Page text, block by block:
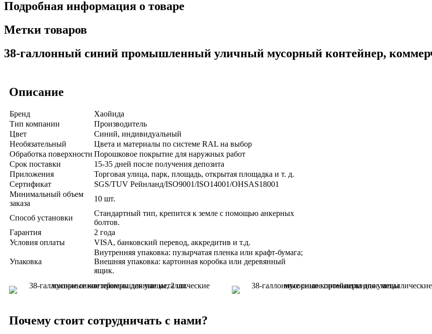
Подробная информация о товаре
Метки товаров
38-галлонный синий промышленный уличный мусорный контейнер,
Описание
Бренд
Хаойида
Тип компании
Производитель
Цвет
Синий, индивидуальный
Необязательный
Цвета и материалы по системе RAL на выбор
Обработка поверхности Порошковое покрытие для наружных работ
Срок поставки
15-35 дней после получения депозита
Приложения
Торговая улица, парк, площадь, открытая площадка и т. д.
Сертификат
SGS/TUV Рейнланд/ISO9001/ISO14001/OHSAS18001
Минимальный объем
заказа
10 шт.
Способ установки
Стандартный тип, крепится к земле с помощью анкерных
болтов.
Гарантия
2 года
Условия оплаты
VISA, банковский перевод, аккредитив и т.д.
Упаковка
Внутренняя упаковка: пузырчатая пленка или крафт-бумага;
Внешняя упаковка: картонная коробка или деревянный
ящик.
Почему стоит сотрудничать с нами?